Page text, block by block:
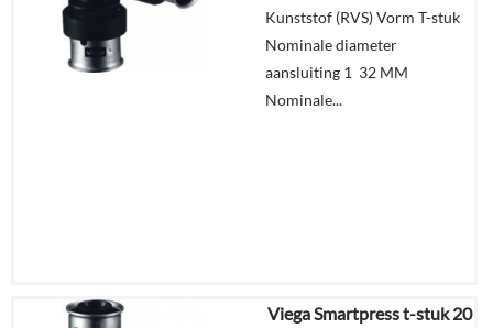
winkelmand
Kunststof (RVS) Vorm T-stuk
Nominale diameter
aansluiting 1 32 MM
Nominale...
€47,23
Viega Smartpress t-stuk 20